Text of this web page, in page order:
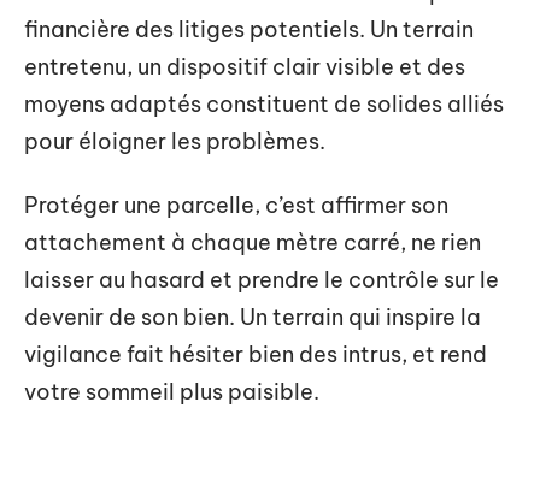
financière des litiges potentiels. Un terrain
entretenu, un dispositif clair visible et des
moyens adaptés constituent de solides alliés
pour éloigner les problèmes.
Protéger une parcelle, c’est affirmer son
attachement à chaque mètre carré, ne rien
laisser au hasard et prendre le contrôle sur le
devenir de son bien. Un terrain qui inspire la
vigilance fait hésiter bien des intrus, et rend
votre sommeil plus paisible.